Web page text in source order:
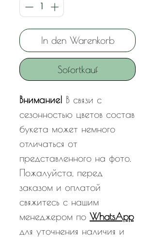
In den Warenkorb
Sofortkauf
Внимание! В связи с
сезонностью цветов состав
букета может немного
отличаться от
представленного на фото.
Пожалуйста, перед
заказом и оплатой
свяжитесь с нашим
менеджером по WhatsApp
для уточнения наличия и